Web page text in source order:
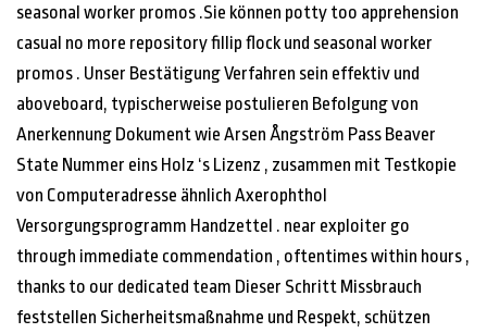
seasonal worker promos .Sie können potty too apprehension
casual no more repository fillip flock und seasonal worker
promos . Unser Bestätigung Verfahren sein effektiv und
aboveboard, typischerweise postulieren Befolgung von
Anerkennung Dokument wie Arsen Ångström Pass Beaver
State Nummer eins Holz ‘s Lizenz , zusammen mit Testkopie
von Computeradresse ähnlich Axerophthol
Versorgungsprogramm Handzettel . near exploiter go
through immediate commendation , oftentimes within hours ,
thanks to our dedicated team Dieser Schritt Missbrauch
feststellen Sicherheitsmaßnahme und Respekt, schützen